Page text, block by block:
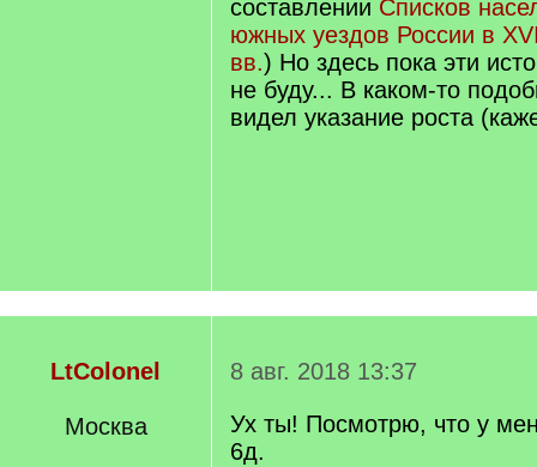
составлении Списков
южных уездов России в
вв.) Но здесь пока эти
не буду... В каком-то
видел указание роста
LtColonel
Москва
8 авг. 2018 13:37
Ух ты! Посмотрю, что у
6д.